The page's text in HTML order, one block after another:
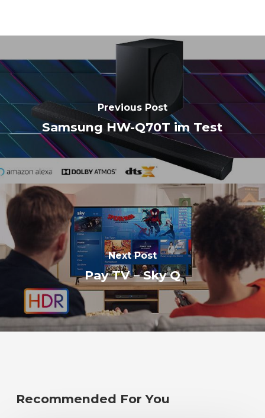
Previous Post
Samsung HW-Q70T im Test
Next Post
Pay TV – Sky Q
Recommended For You